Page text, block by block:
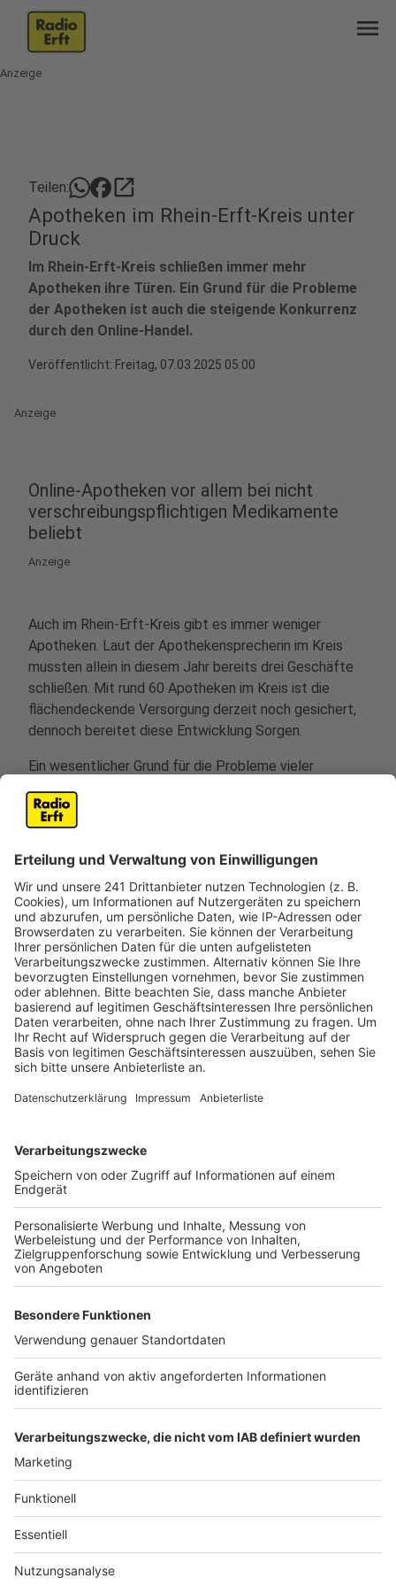
menu
Anzeige
Teilen: open_in_new
Apotheken im Rhein-Erft-Kreis unter
Druck
Im Rhein-Erft-Kreis schließen immer mehr
Apotheken ihre Türen. Ein Grund für die Probleme
der Apotheken ist auch die steigende Konkurrenz
durch den Online-Handel.
Veröffentlicht: Freitag, 07.03.2025 05:00
Anzeige
Online-Apotheken vor allem bei nicht
verschreibungspflichtigen Medikamente
beliebt
Anzeige
Auch im Rhein-Erft-Kreis gibt es immer weniger
Apotheken. Laut der Apothekensprecherin im Kreis
mussten allein in diesem Jahr bereits drei Geschäfte
schließen. Mit rund 60 Apotheken im Kreis ist die
flächendeckende Versorgung derzeit noch gesichert,
dennoch bereitet diese Entwicklung Sorgen.
Ein wesentlicher Grund für die Probleme vieler
Apotheken ist die Konkurrenz durch den Online-Handel.
Online-Apotheken haben insbesondere bei nicht
verschreibungspflichtigen Medikamenten einen großen
Marktanteil, da lokale Apotheken mit den Preisen oft
nicht mithalten können. Dies liegt unter anderem an
Kosten für Miete, Personal und besonderen
Vorschriften. Apotheken müssen eine bestimmte
Menge an Medikamenten sowie spezielle Gegengifte
oder Impfstoffe stets vorrätig halten, was
zusätzliche Kosten verursacht.
Um mit dem Service der Online-Apotheken
mitzuhalten, setzen viele Apotheken im Rhein-Erft-
Kreis auf Liefer-Services. Einige Apotheken haben
auch schon Abholschränke installiert, in denen die
Kunden 24 Stunden am Tag ihre Medikamente abholen
die eine Online-Apotheke nicht bieten kann.
Anzeige
Weitere Themen von Rhein und Erft
Anzeige
BUND-Kritik an geplanten Hyperscalern von
Microsoft
Garage in Bergheim brennt vollständig aus
Anzeige